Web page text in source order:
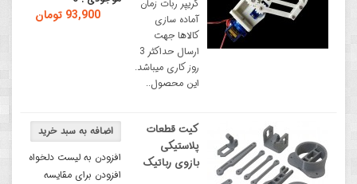
93,900 تومان
گریپر ربات زمان
آماده سازی
کالاها جهت
ارسال حداکثر 3
روز کاری میباشد.
این محصول..
افزودن به لیست دلخواه
افزودن برای مقایسه
کیت قطعات
پلاستیکی
بازوی رباتیک